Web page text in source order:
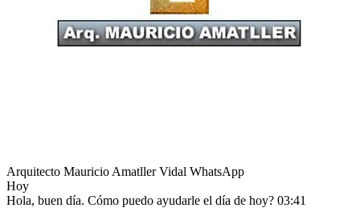
Arquitecto Mauricio Amatller Vidal WhatsApp
Hoy
Hola, buen día. Cómo puedo ayudarle el día de hoy? 03:41